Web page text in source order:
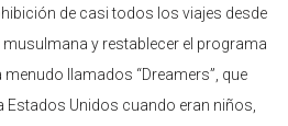
de casi todos los viajes desde
y restablecer el programa
llamados “Dreamers”, que
Estados Unidos cuando eran niños,